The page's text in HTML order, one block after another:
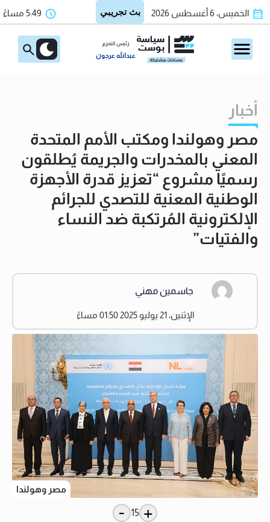
الخميس، 6 أغسطس 2026 5:49 مساءً
رئيس التحرير
عبدالله عرجون
أخبار
مصر وهولندا ومكتب الأمم المتحدة
المعني بالمخدرات والجريمة يُطلقون
رسميًا مشروع “تعزيز قدرة الأجهزة
الوطنية المعنية للتصدي للجرائم
الإلكترونية المُرتكبة ضد النساء
والفتيات”
جاسمين مهني
الإثنين، 21 يوليو 2025 01:50 مساءً
مصر وهولندا
+
15
-